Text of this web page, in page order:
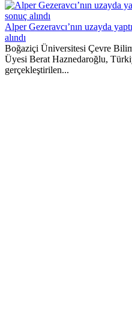
Alper Gezeravcı’nın uzayda
alındı
Boğaziçi Üniversitesi Çevre
Üyesi Berat Haznedaroğlu,
gerçekleştirilen...